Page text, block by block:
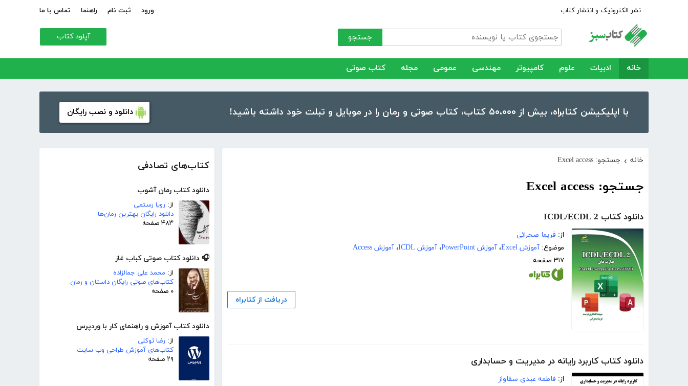
نشر الکترونیک و انتشار کتاب ورود ثبت نام راهنما تماس با ما
جستجو آپلود کتاب
خانه ادبیات علوم کامپیوتر مهندسی عمومی مجله کتاب صوتی
با اپلیکیشن کتابراه، بیش از ۵۰،۰۰۰ کتاب، کتاب صوتی و رمان را در موبایل و تبلت خود داشته باشید! دانلود و نصب رایگان
کتاب‌های تصادفی
دانلود کتاب رمان آشوب
از: رویا رستمی
دانلود رایگان بهترین رمان‌ها
۴۸۳ صفحه
🎧 دانلود کتاب صوتی کباب غاز
از: محمد علی جمالزاده
کتاب‌های صوتی رایگان داستان و رمان
۰ صفحه
دانلود کتاب آموزش و راهنمای کار با وردپرس
از: رضا توکلی
کتاب‌های آموزش طراحی وب سایت
۲۹ صفحه
خانه › جستجو: Excel access
جستجو: Excel access
دانلود کتاب ICDL/ECDL 2
از: فریما صحرائی
موضوع: آموزش Excel ، آموزش PowerPoint ، آموزش ICDL ، آموزش Access
۳۱۷ صفحه
دریافت از کتابراه
دانلود کتاب کاربرد رایانه در مدیریت و حسابداری
از: فاطمه عبدی سقاواز